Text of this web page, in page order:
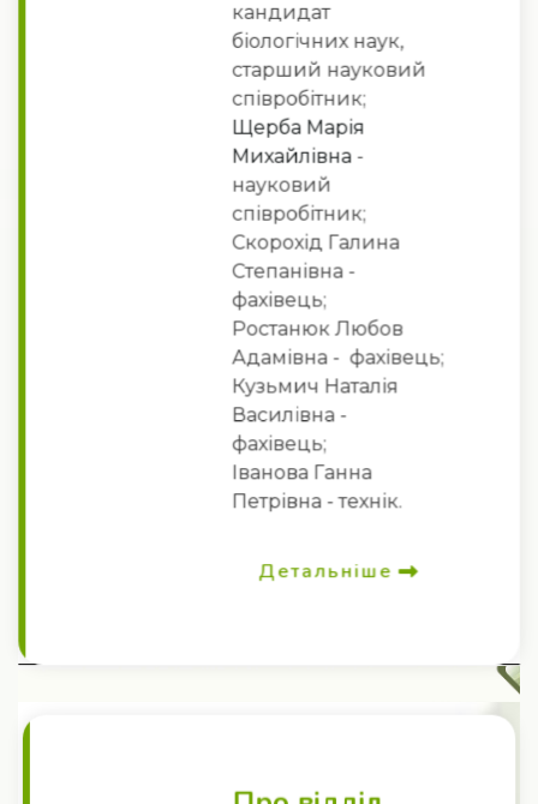
кандидат
біологічних наук,
старший науковий
співробітник;
Щерба Марія
Михайлівна -
науковий
співробітник;
Скорохід Галина
Степанівна -
фахівець;
Ростанюк Любов
Адамівна - фахівець;
Кузьмич Наталія
Василівна -
фахівець;
Іванова Ганна
Петрівна - технік.
Детальніше
Про відділ